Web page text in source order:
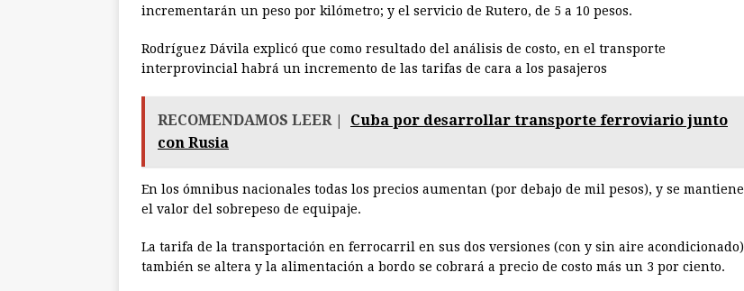
incrementarán un peso por kilómetro; y el servicio de Rutero, de 5 a 10 pesos.
Rodríguez Dávila explicó que como resultado del análisis de costo, en el transporte
interprovincial habrá un incremento de las tarifas de cara a los pasajeros
RECOMENDAMOS LEER |
Cuba por desarrollar transporte ferroviario junto
con Rusia
En los ómnibus nacionales todas los precios aumentan (por debajo de mil pesos), y se mantiene
el valor del sobrepeso de equipaje.
La tarifa de la transportación en ferrocarril en sus dos versiones (con y sin aire acondicionado)
también se altera y la alimentación a bordo se cobrará a precio de costo más un 3 por ciento.